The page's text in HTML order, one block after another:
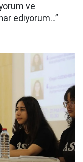
ve
ediyorum…”